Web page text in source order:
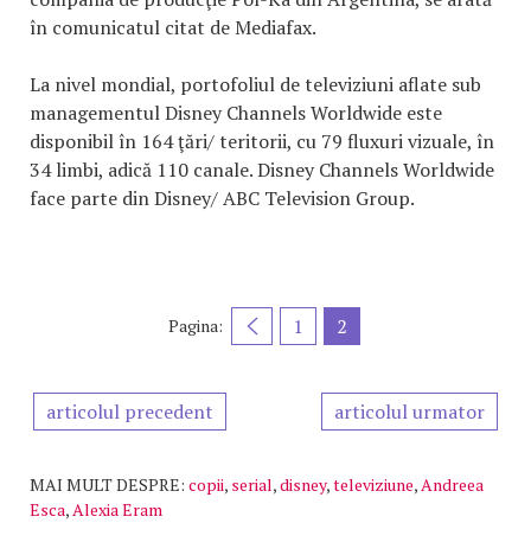
în comunicatul citat de Mediafax.
La nivel mondial, portofoliul de televiziuni aflate sub
managementul Disney Channels Worldwide este
disponibil în 164 ţări/ teritorii, cu 79 fluxuri vizuale, în
34 limbi, adică 110 canale. Disney Channels Worldwide
face parte din Disney/ ABC Television Group.
Pagina: 1 2
articolul precedent articolul urmator
MAI MULT DESPRE: copii, serial,disney,televiziune, Andreea
Esca, Alexia Eram